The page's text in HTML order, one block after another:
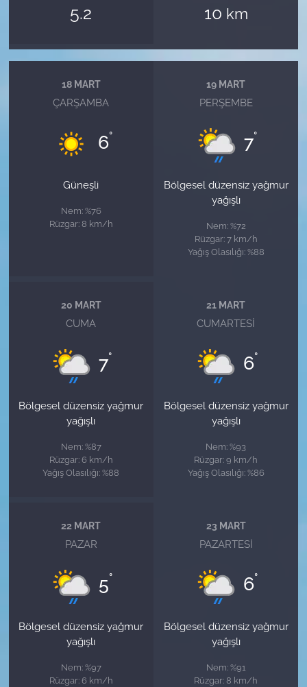
5.2 10 km
18 MART
ÇARŞAMBA
6°
Güneşli
Nem: %76
Rüzgar: 8 km/h
19 MART
PERŞEMBE
7°
Bölgesel düzensiz yağmur
yağışlı
Nem: %72
Rüzgar: 7 km/h
Yağış Olasılığı: %88
20 MART
CUMA
7°
Bölgesel düzensiz yağmur
yağışlı
Nem: %87
Rüzgar: 6 km/h
Yağış Olasılığı: %88
21 MART
CUMARTESI
6°
Bölgesel düzensiz yağmur
yağışlı
Nem: %93
Rüzgar: 9 km/h
Yağış Olasılığı: %86
22 MART
PAZAR
5°
Bölgesel düzensiz yağmur
yağışlı
Nem: %97
Rüzgar: 6 km/h
23 MART
PAZARTESI
6°
Bölgesel düzensiz yağmur
yağışlı
Nem: %91
Rüzgar: 8 km/h